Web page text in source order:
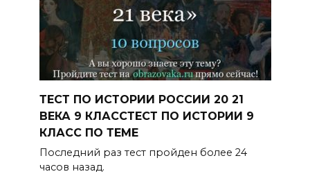
ТЕСТ ПО ИСТОРИИ РОССИИ 20 21
ВЕКА 9 КЛАССТЕСТ ПО ИСТОРИИ 9
КЛАСС ПО ТЕМЕ
Последний раз тест пройден более 24
часов назад.